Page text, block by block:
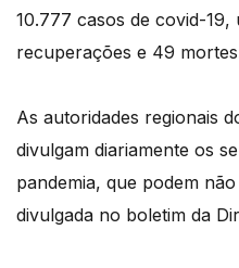
10.777 casos de covid-19,
recuperações e 49
As autoridades regionais
divulgam diariamente os
pandemia, que podem
divulgada no boletim da